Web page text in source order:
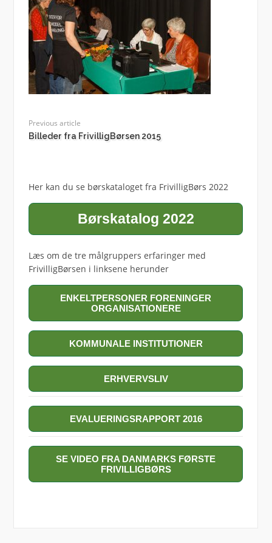
Previous article
Billeder fra FrivilligBørsen 2015
Her kan du se børskataloget fra FrivilligBørs 2022
Børskatalog 2022
Læs om de tre målgruppers erfaringer med
FrivilligBørsen i linksene herunder
ENKELTPERSONER FORENINGER
ORGANISATIONERE
KOMMUNALE INSTITUTIONER
ERHVERVSLIV
EVALUERINGSRAPPORT 2016
SE VIDEO FRA DANMARKS FØRSTE
FRIVILLIGBØRS